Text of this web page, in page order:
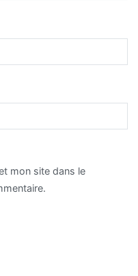
mon site dans le